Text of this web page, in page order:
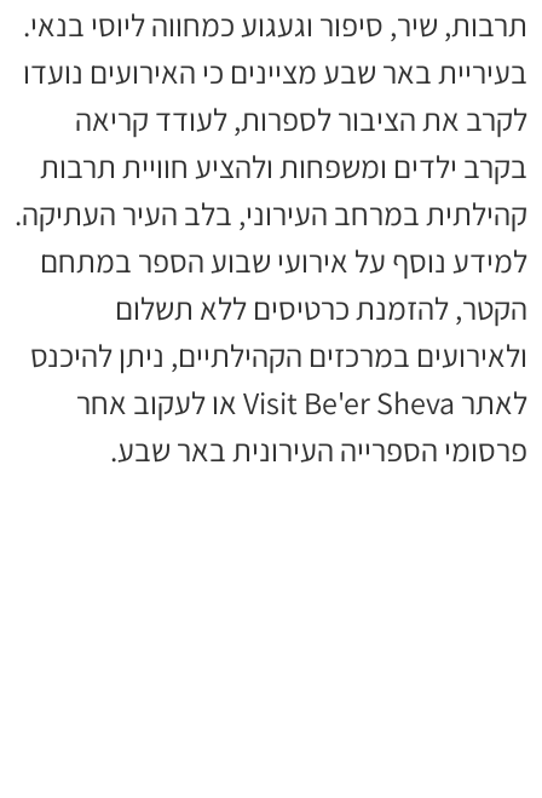
תרבות, שיר, סיפור וגעגוע כמחווה ליוסי בנאי.
בעיריית באר שבע מציינים כי האירועים נועדו
לקרב את הציבור לספרות, לעודד קריאה
בקרב ילדים ומשפחות ולהציע חוויית תרבות
קהילתית במרחב העירוני, בלב העיר העתיקה.
למידע נוסף על אירועי שבוע הספר במתחם
הקטר, להזמנת כרטיסים ללא תשלום
ולאירועים במרכזים הקהילתיים, ניתן להיכנס
לאתר Visit Be'er Sheva או לעקוב אחר
פרסומי הספרייה העירונית באר שבע.